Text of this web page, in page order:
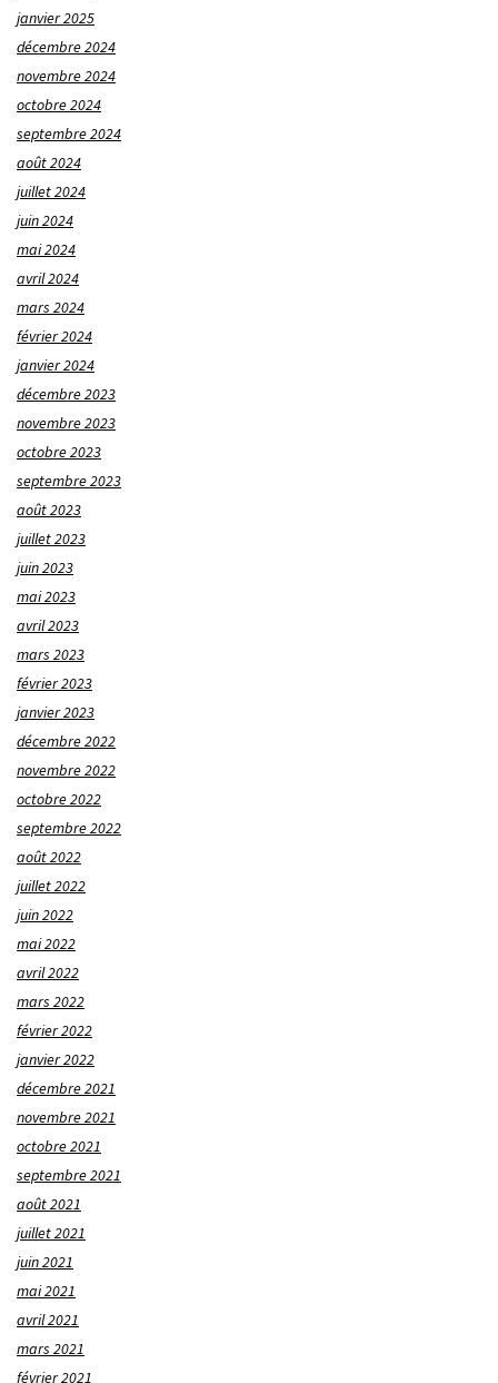
janvier 2025
décembre 2024
novembre 2024
octobre 2024
septembre 2024
août 2024
juillet 2024
juin 2024
mai 2024
avril 2024
mars 2024
février 2024
janvier 2024
décembre 2023
novembre 2023
octobre 2023
septembre 2023
août 2023
juillet 2023
juin 2023
mai 2023
avril 2023
mars 2023
février 2023
janvier 2023
décembre 2022
novembre 2022
octobre 2022
septembre 2022
août 2022
juillet 2022
juin 2022
mai 2022
avril 2022
mars 2022
février 2022
janvier 2022
décembre 2021
novembre 2021
octobre 2021
septembre 2021
août 2021
juillet 2021
juin 2021
mai 2021
avril 2021
mars 2021
février 2021